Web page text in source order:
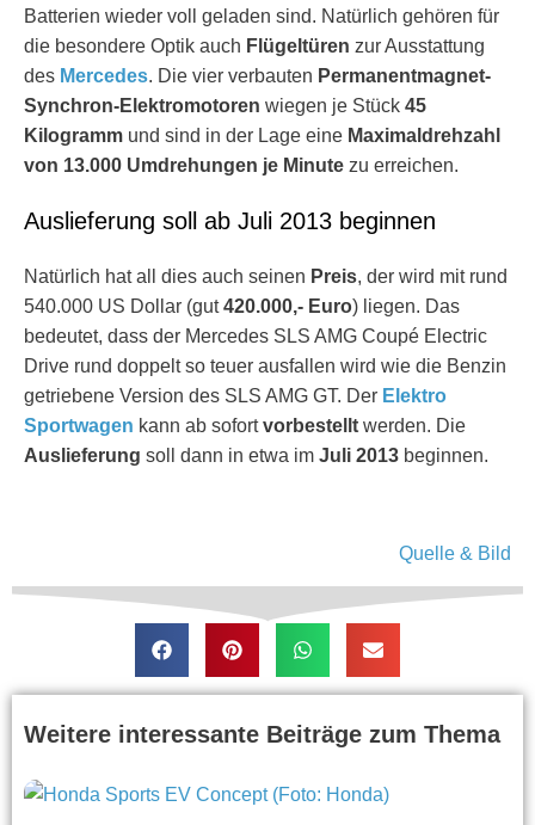
Batterien wieder voll geladen sind. Natürlich gehören für
die besondere Optik auch Flügeltüren zur Ausstattung
des Mercedes. Die vier verbauten Permanentmagnet-
Synchron-Elektromotoren wiegen je Stück 45
Kilogramm und sind in der Lage eine Maximaldrehzahl
von 13.000 Umdrehungen je Minute zu erreichen.
Auslieferung soll ab Juli 2013 beginnen
Natürlich hat all dies auch seinen Preis, der wird mit rund
540.000 US Dollar (gut420.000,- Euro) liegen. Das
bedeutet, dass der Mercedes SLS AMG Coupé Electric
Drive rund doppelt so teuer ausfallen wird wie die Benzin
getriebene Version des SLS AMG GT. Der Elektro
Sportwagen kann ab sofortvorbestellt werden. Die
Auslieferung soll dann in etwa im Juli 2013 beginnen.
Quelle & Bild
Weitere interessante Beiträge zum Thema